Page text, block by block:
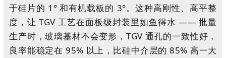
于硅片的 1° 和有机载板的 3°。这种高刚性、高平整
度，让 TGV 工艺在面板级封装里如鱼得水 —— 批量
生产时，玻璃基材不会变形，TGV 通孔的一致性好，
良率能稳定在 95% 以上，比硅中介层的 85% 高一大